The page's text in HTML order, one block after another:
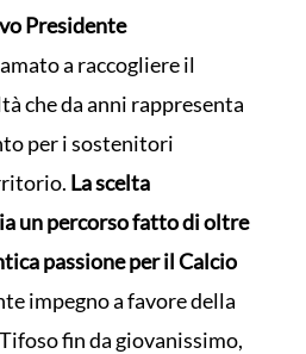
Presidente
a raccogliere il
che da anni rappresenta
per i sostenitori
La scelta
un percorso fatto di oltre
passione per il Calcio
impegno a favore della
fin da giovanissimo,